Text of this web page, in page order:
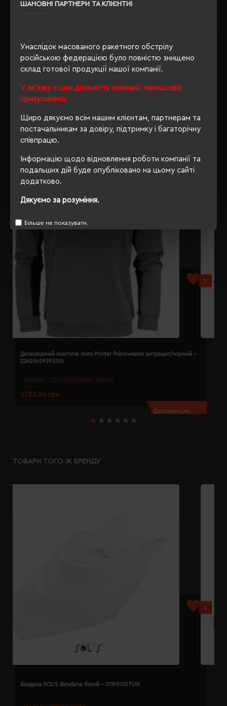
ШАНОВНІ ПАРТНЕРИ ТА КЛІЄНТИ!
Унаслідок масованого ракетного обстрілу
російською федерацією було повністю знищено
склад готової продукції нашої компанії.
У зв'язку з цим діяльність компанії тимчасово
призупинена.
Щиро дякуємо всім нашим клієнтам, партнерам та
постачальникам за довіру, підтримку і багаторічну
співпрацю.
Інформацію щодо відновлення роботи компанії та
подальших дій буде опубліковано на цьому сайті
додатково.
Дякуємо за розуміння.
Більше не показувати.
Сертифікація
OEKO-TEX® Standard 100, PETA-
ОПИС
Модель: 2262060(Printer Prime)
Двоколірний лонгслів поло Printer Polosweater антрацит/чорний -
226206093903XL
2733.54 грн
Детальніше...
ТОВАРИ ТОГО Ж БРЕНДУ
Бандана SOL'S Bandana білий - 01198102TUN